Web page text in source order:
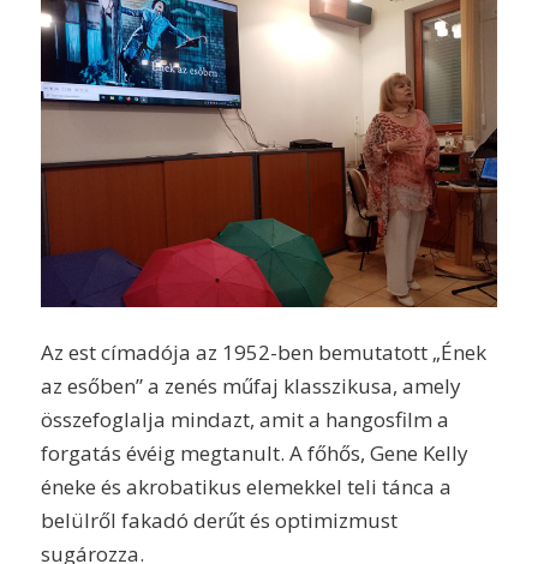
Az est címadója az 1952-ben bemutatott „Ének
az esőben” a zenés műfaj klasszikusa, amely
összefoglalja mindazt, amit a hangosfilm a
forgatás évéig megtanult. A főhős, Gene Kelly
éneke és akrobatikus elemekkel teli tánca a
belülről fakadó derűt és optimizmust
sugározza.